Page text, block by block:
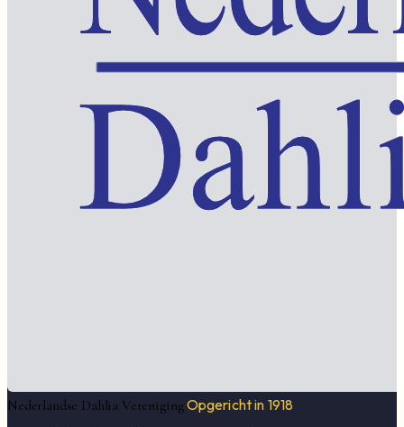
Nederlandse Dahlia VerenigingOpgericht in 1918